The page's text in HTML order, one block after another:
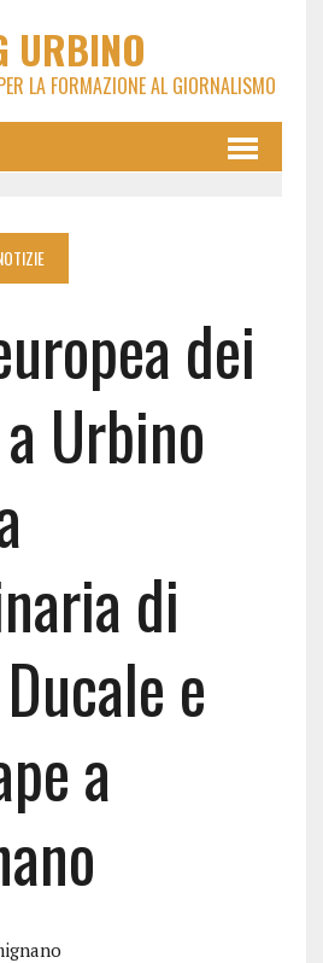
URBINO
LA FORMAZIONE AL GIORNALISMO
dei
Urbino
di
e
a